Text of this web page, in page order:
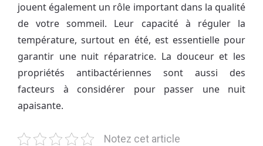
jouent également un rôle important dans la qualité
de votre sommeil. Leur capacité à réguler la
température, surtout en été, est essentielle pour
garantir une nuit réparatrice. La douceur et les
propriétés antibactériennes sont aussi des
facteurs à considérer pour passer une nuit
apaisante.
Notez cet article